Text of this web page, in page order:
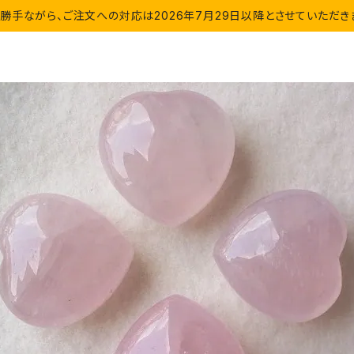
手ながら、ご注文への対応は2026年7月29日以降とさせていただき